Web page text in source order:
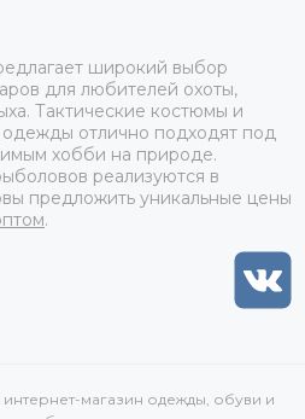
широкий выбор
для любителей охоты,
Тактические костюмы и
отлично подходят под
хобби на природе.
реализуются в
предложить уникальные цены
.
магазин одежды, обуви и